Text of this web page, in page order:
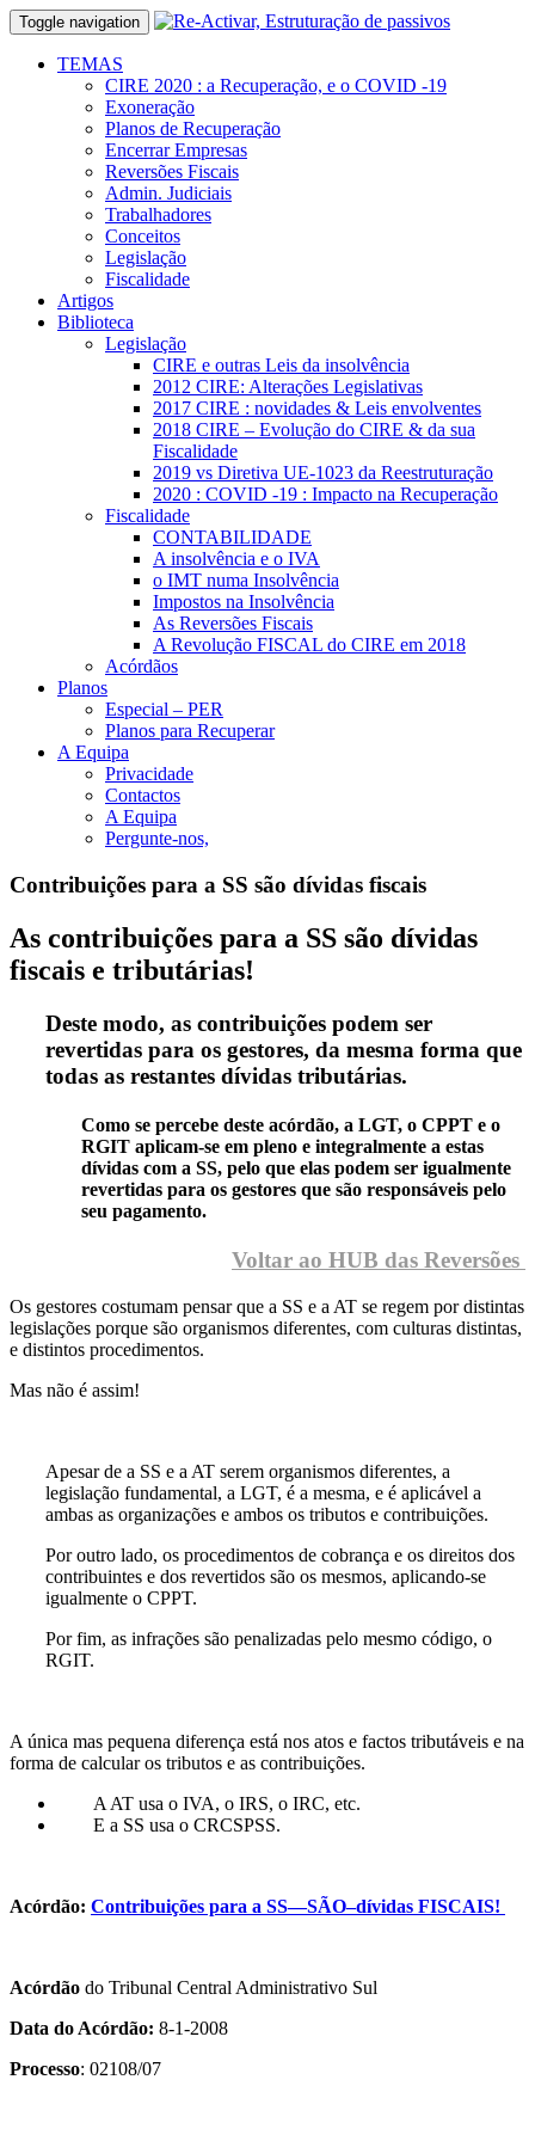
Toggle navigation
TEMAS
CIRE 2020 : a Recuperação, e o COVID -19
Exoneração
Planos de Recuperação
Encerrar Empresas
Reversões Fiscais
Admin. Judiciais
Trabalhadores
Conceitos
Legislação
Fiscalidade
Artigos
Biblioteca
Legislação
CIRE e outras Leis da insolvência
2012 CIRE: Alterações Legislativas
2017 CIRE : novidades & Leis envolventes
2018 CIRE – Evolução do CIRE & da sua
Fiscalidade
2019 vs Diretiva UE-1023 da Reestruturação
2020 : COVID -19 : Impacto na Recuperação
Fiscalidade
CONTABILIDADE
A insolvência e o IVA
o IMT numa Insolvência
Impostos na Insolvência
As Reversões Fiscais
A Revolução FISCAL do CIRE em 2018
Acórdãos
Planos
Especial – PER
Planos para Recuperar
A Equipa
Privacidade
Contactos
A Equipa
Pergunte-nos,
Contribuições para a SS são dívidas fiscais
As contribuições para a SS são dívidas
fiscais e tributárias!
Deste modo, as contribuições podem ser
revertidas para os gestores, da mesma forma que
todas as restantes dívidas tributárias.
Como se percebe deste acórdão, a LGT, o CPPT e o
RGIT aplicam-se em pleno e integralmente a estas
dívidas com a SS, pelo que elas podem ser igualmente
revertidas para os gestores que são responsáveis pelo
seu pagamento.
Voltar ao HUB das Reversões
Os gestores costumam pensar que a SS e a AT se regem por distintas
legislações porque são organismos diferentes, com culturas distintas,
e distintos procedimentos.
Mas não é assim!
Apesar de a SS e a AT serem organismos diferentes, a
legislação fundamental, a LGT, é a mesma, e é aplicável a
ambas as organizações e ambos os tributos e contribuições.
Por outro lado, os procedimentos de cobrança e os direitos dos
contribuintes e dos revertidos são os mesmos, aplicando-se
igualmente o CPPT.
Por fim, as infrações são penalizadas pelo mesmo código, o
RGIT.
A única mas pequena diferença está nos atos e factos tributáveis e na
forma de calcular os tributos e as contribuições.
A AT usa o IVA, o IRS, o IRC, etc.
E a SS usa o CRCSPSS.
Acórdão: Contribuições para a SS—SÃO–dívidas FISCAIS!
Acórdão do Tribunal Central Administrativo Sul
Data do Acórdão: 8-1-2008
Processo: 02108/07